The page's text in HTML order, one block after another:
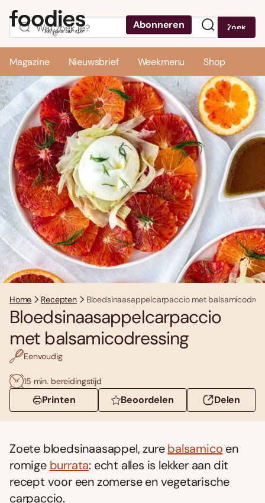
Abonneren Zoek
Magazine Nieuwsbrief Weekmenu Shop
Home Recepten Bloedsinaasappelcarpaccio met
Bloedsinaasappelcarpaccio
met balsamicodressing
Eenvoudig
15 min. bereidingstijd
Printen Beoordelen Delen
Zoete bloedsinaasappel, zurebalsamico en
romige burrata: echt alles is lekker aan dit
recept voor een zomerse en vegetarische
carpaccio.